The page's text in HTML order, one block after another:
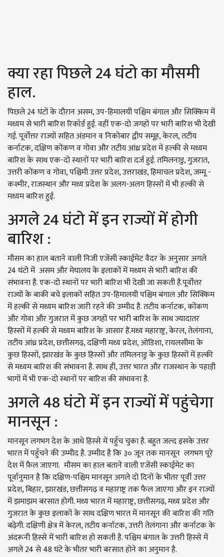
क्या रहा पिछले 24 घंटो का मौसमी
हाल.
पिछले 24 घंटों के दौरान असम, उप-हिमालयी पश्चिम बंगाल और सिक्किम में
मध्यम से भारी बारिश रिकॉर्ड हुई. वहीं एक-दो जगहों पर भारी बारिश भी देखी
गई. पूर्वोत्तर राज्यों सहित अंडमान व निकोबार द्वीप समूह, केरल, तटीय
कर्नाटक, दक्षिण कोंकण व गोवा और तटीय आंध्र प्रदेश में हल्की से मध्यम
बारिश के साथ एक-दो स्थानों पर भारी बारिश दर्ज हुई. तमिलनाडु, गुजरात,
उत्तरी कोंकण व गोवा, पश्चिमी उत्तर प्रदेश, उत्तराखंड, हिमाचल प्रदेश, जम्मू -
कश्मीर, राजस्थान और मध्य प्रदेश के अलग-अलग हिस्सों में भी हल्की से
मध्यम बारिश हुई.
अगले 24 घंटो में इन राज्यों में होगी
बारिश :
मौसम का हाल बताने वाली निजी एजेंसी स्काईमेट वैदर के अनुसार अगले
24 घंटो में असम और मेघालय के इलाकों में मध्यम से भारी बारिश की
संभावना है. एक-दो स्थानों पर भारी बारिश भी देखी जा सकती है.पूर्वोत्तर
राज्यों के बाकी बचे इलाकों सहित उप-हिमालयी पश्चिम बंगाल और सिक्किम
में हल्की से मध्यम बारिश जारी रहने की उम्मीद है. तटीय कर्नाटक, कोंकण
और गोवा और गुजरात में कुछ जगहों पर भारी बारिश के साथ ज्यादातर
हिस्सों में हल्की से मध्यम बारिश के आसार हैं.मध्य महाराष्ट्र, केरल, तेलंगाना,
तटीय आंध्र प्रदेश, छत्तीसगढ़, दक्षिणी मध्य प्रदेश, ओडिशा, रायलसीमा के
कुछ हिस्सों, झारखंड के कुछ हिस्सों और तमिलनाडु के कुछ हिस्सों में हल्की
से मध्यम बारिश की संभावना है. साथ ही, उत्तर भारत और राजस्थान के पहाड़ी
भागों में भी एक-दो स्थानों पर बारिश की संभावना है.
अगले 48 घंटो में इन राज्यों में पहुंचेगा
मानसून :
मानसून लगभग देश के आधे हिस्से में पहुँच चुका है. बहुत जल्द इसके उत्तर
भारत में पहुँचने की उम्मीद है. उम्मीद है कि ३० जून तक मानसून लगभग पूरे
देश में फ़ैल जाएगा. मौसम का हाल बताने वाली एजेंसी स्काईमेट का
पूर्वानुमान है कि दक्षिण-पश्चिम मानसून अगले दो दिनों के भीतर पूर्वी उत्तर
प्रदेश, बिहार, झारखंड, छत्तीसगढ़ व महाराष्ट्र तक फैल जाएगा और इन राज्यों
में झमाझम बरसात होगी. मध्य भारत में महाराष्ट्र, छत्तीसगढ़, मध्य प्रदेश और
गुजरात के कुछ इलाकों के साथ दक्षिण भारत में मानसून की बारिश की गति
बढ़ेगी. दक्षिणी क्षेत्र में केरल, तटीय कर्नाटक, उत्तरी तेलंगाना और कर्नाटक के
अंदरूनी हिस्से में भारी बारिश हो सकती है. पश्चिम बंगाल के उत्तरी हिस्से में
अगले 24 से 48 घंटे के भीतर भारी बरसात होने का अनुमान है.